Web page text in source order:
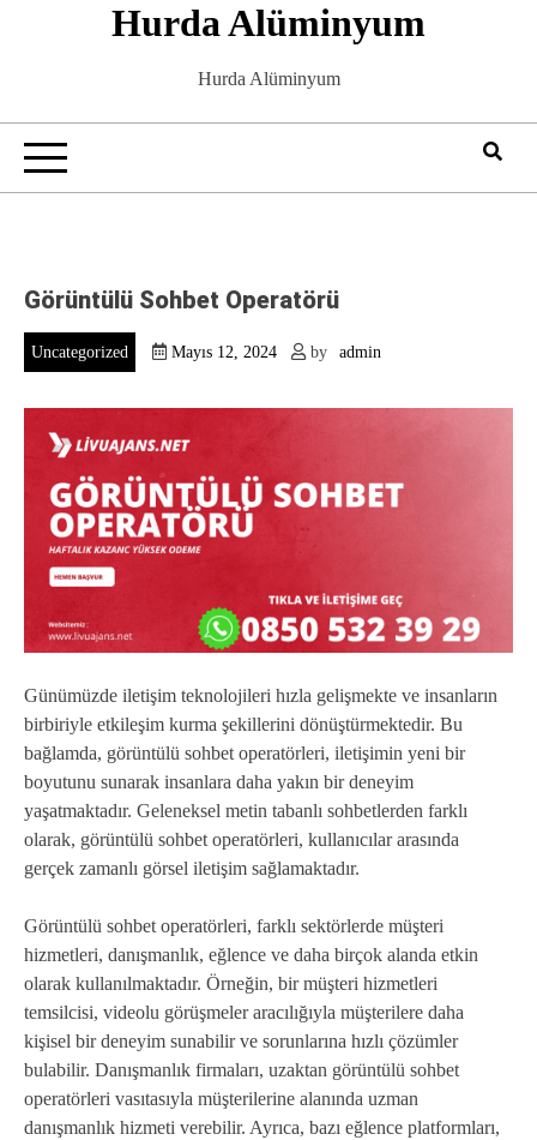
Hurda Alüminyum
Hurda Alüminyum
Görüntülü Sohbet Operatörü
Uncategorized Mayıs 12, 2024 by admin
Günümüzde iletişim teknolojileri hızla gelişmekte ve insanların
birbiriyle etkileşim kurma şekillerini dönüştürmektedir. Bu
bağlamda, görüntülü sohbet operatörleri, iletişimin yeni bir
boyutunu sunarak insanlara daha yakın bir deneyim
yaşatmaktadır. Geleneksel metin tabanlı sohbetlerden farklı
olarak, görüntülü sohbet operatörleri, kullanıcılar arasında
gerçek zamanlı görsel iletişim sağlamaktadır.
Görüntülü sohbet operatörleri, farklı sektörlerde müşteri
hizmetleri, danışmanlık, eğlence ve daha birçok alanda etkin
olarak kullanılmaktadır. Örneğin, bir müşteri hizmetleri
temsilcisi, videolu görüşmeler aracılığıyla müşterilere daha
kişisel bir deneyim sunabilir ve sorunlarına hızlı çözümler
bulabilir. Danışmanlık firmaları, uzaktan görüntülü sohbet
operatörleri vasıtasıyla müşterilerine alanında uzman
danışmanlık hizmeti verebilir. Ayrıca, bazı eğlence platformları,